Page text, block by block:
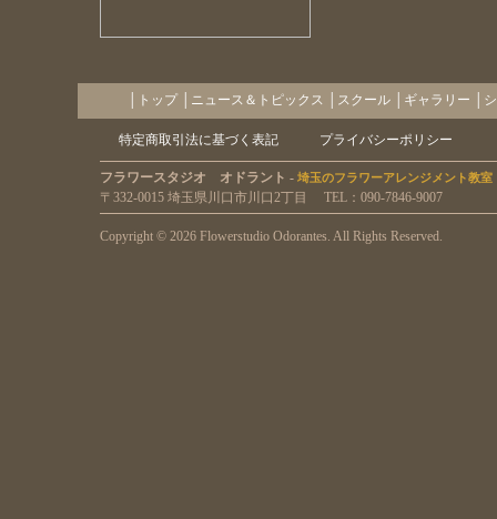
トップ│ ニュース＆トピックス スクール ギャラリー
特定商取引法に基づく表記 プライバシーポリシー
フラワースタジオ オドラント - 埼玉のフラワーアレンジメント教室
〒332-0015 埼玉県川口市川口2丁目 TEL：090-7846-9007
Copyright © 2026 Flowerstudio Odorantes. All Rights Reserved.